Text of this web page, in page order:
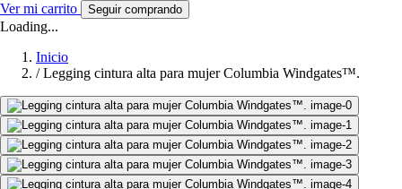
Ver mi carrito Seguir comprando
Loading...
Inicio
/ Legging cintura alta para mujer Columbia Windgates™.